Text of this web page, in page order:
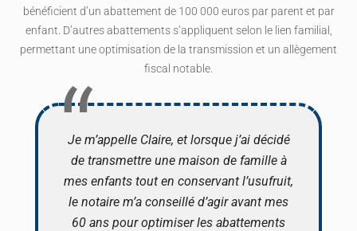
bénéficient d’un abattement de 100 000 euros par parent et par
enfant. D’autres abattements s’appliquent selon le lien familial,
permettant une optimisation de la transmission et un allègement
fiscal notable.
Je m’appelle Claire, et lorsque j’ai décidé
de transmettre une maison de famille à
mes enfants tout en conservant l’usufruit,
le notaire m’a conseillé d’agir avant mes
60 ans pour optimiser les abattements